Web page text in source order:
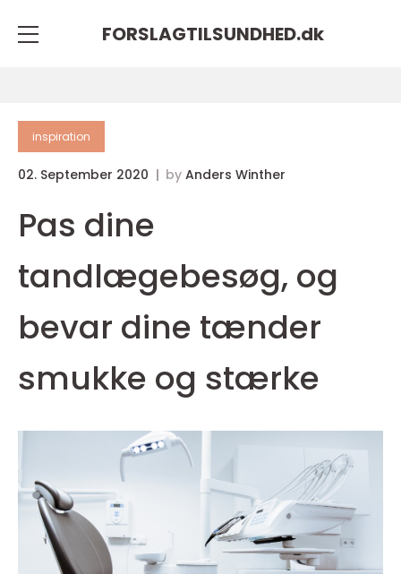
FORSLAGTILSUNDHED.dk
inspiration
02. September 2020 by Anders Winther
Pas dine
tandlægebesøg, og
bevar dine tænder
smukke og stærke